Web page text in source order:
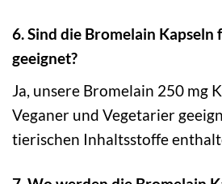
6. Sind die Bromelain Kapseln
geeignet?
Ja, unsere Bromelain 250 mg
Veganer und Vegetarier
tierischen Inhaltsstoffe